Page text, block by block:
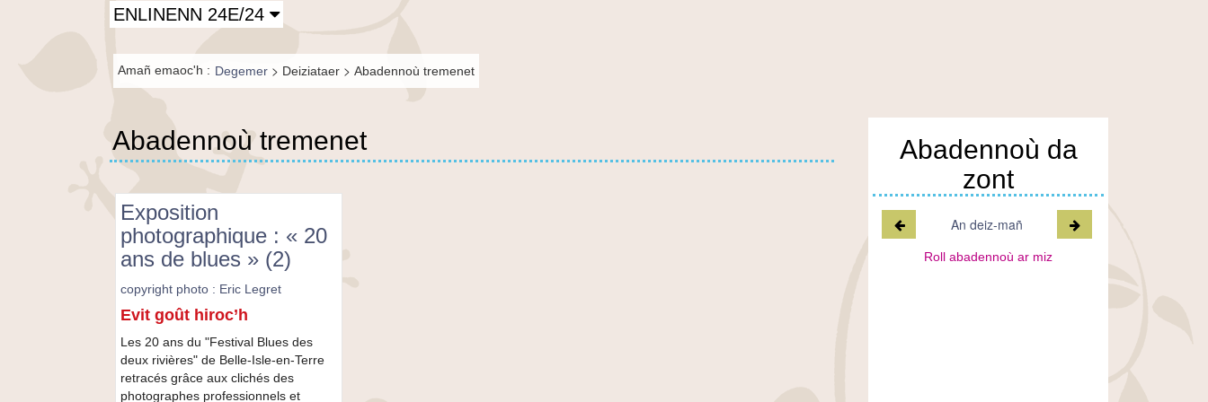
BR-fr
ENLINENN 24E/24
Fil de
navigation-
BR
Amañ emaoc'h : Degemer > Deiziataer > Abadennoù tremenet
Abadennoù tremenet
Exposition
photographique : « 20
ans de blues » (2)
copyright photo : Eric Legret
Exposition
photographique
:
«
20
ans
Evit goût hiroc’h
Les 20 ans du "Festival Blues des
deux rivières" de Belle-Isle-en-Terre
retracés grâce aux clichés des
photographes professionnels et
Abadennoù da
zont
Miz a-raokAn deiz-mañ Miz war-lerc'h
Roll abadennoù ar miz